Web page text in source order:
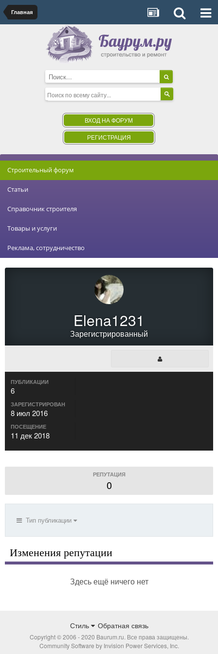
Главная
ВХОД НА ФОРУМ
РЕГИСТРАЦИЯ
Строительный форум
Статьи
Справочник строителя
Товары и услуги
Реклама, сотрудничество
Elena1231
Зарегистрированный
ПУБЛИКАЦИИ
6
ЗАРЕГИСТРИРОВАН
8 июл 2016
ПОСЕЩЕНИЕ
11 дек 2018
РЕПУТАЦИЯ
0
Тип публикации
Изменения репутации
Здесь ещё ничего нет
Стиль Обратная связь
Copyright © 2006 - 2020 Baurum.ru. Все права защищены.
Community Software by Invision Power Services, Inc.